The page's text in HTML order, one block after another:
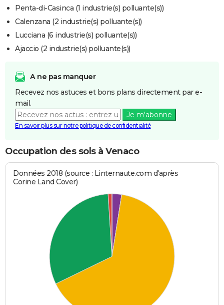
Penta-di-Casinca (1 industrie(s) polluante(s))
Calenzana (2 industrie(s) polluante(s))
Lucciana (6 industrie(s) polluante(s))
Ajaccio (2 industrie(s) polluante(s))
A ne pas manquer
Recevez nos astuces et bons plans directement par e-
mail.
Je m'abonne
En savoir plus sur notre politique de confidentialité
Occupation des sols à Venaco
Données 2018 (source : Linternaute.com d'après
Corine Land Cover)